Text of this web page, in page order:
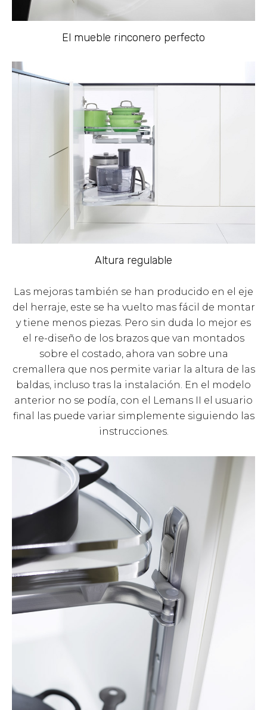
El mueble rinconero perfecto
Altura regulable
Las mejoras también se han producido en el eje
del herraje, este se ha vuelto mas fácil de montar
y tiene menos piezas. Pero sin duda lo mejor es
el re-diseño de los brazos que van montados
sobre el costado, ahora van sobre una
cremallera que nos permite variar la altura de las
baldas, incluso tras la instalación. En el modelo
anterior no se podía, con el Lemans II el usuario
final las puede variar simplemente siguiendo las
instrucciones.